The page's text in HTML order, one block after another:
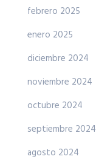
febrero 2025
enero 2025
diciembre 2024
noviembre 2024
octubre 2024
septiembre 2024
agosto 2024